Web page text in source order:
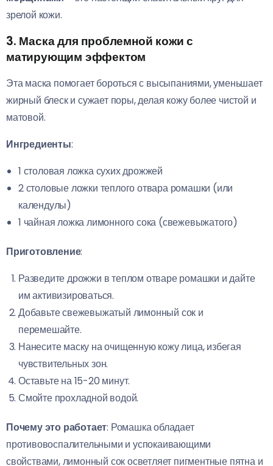
зрелой кожи.
3. Маска для проблемной кожи с
матирующим эффектом
Эта маска помогает бороться с высыпаниями, уменьшает
жирный блеск и сужает поры, делая кожу более чистой и
матовой.
Ингредиенты:
1 столовая ложка сухих дрожжей
2 столовые ложки теплого отвара ромашки (или
календулы)
1 чайная ложка лимонного сока (свежевыжатого)
Приготовление:
Разведите дрожжи в теплом отваре ромашки и дайте
им активизироваться.
Добавьте свежевыжатый лимонный сок и
перемешайте.
Нанесите маску на очищенную кожу лица, избегая
чувствительных зон.
Оставьте на 15-20 минут.
Смойте прохладной водой.
Почему это работает: Ромашка обладает
противовоспалительными и успокаивающими
свойствами, лимонный сок осветляет пигментные пятна и